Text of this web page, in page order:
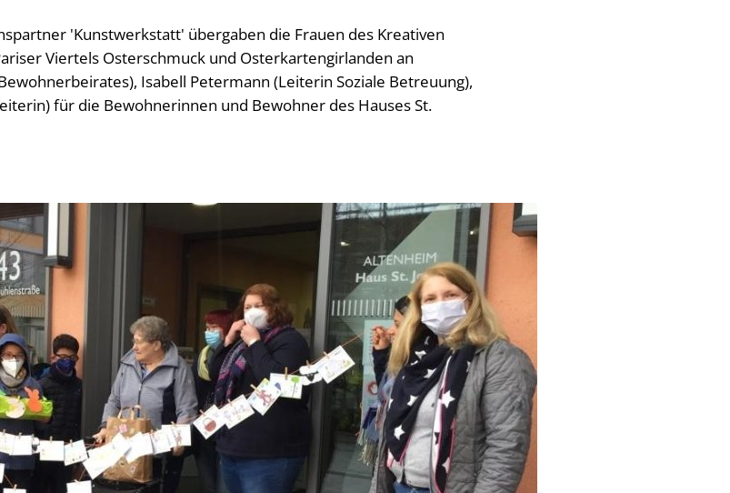
'Kunstwerkstatt' übergaben die Frauen des Kreativen
Viertels Osterschmuck und Osterkartengirlanden an
Isabell Petermann (Leiterin Soziale Betreuung),
für die Bewohnerinnen und Bewohner des Hauses St.